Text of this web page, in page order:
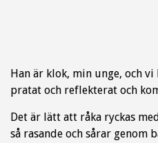
Han är klok, min unge, och
pratat och reflekterat och
Det är lätt att råka ryckas
så rasande och sårar genom